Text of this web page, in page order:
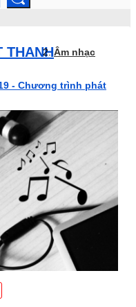
THANHÂm nhạc
- Chương trình phát